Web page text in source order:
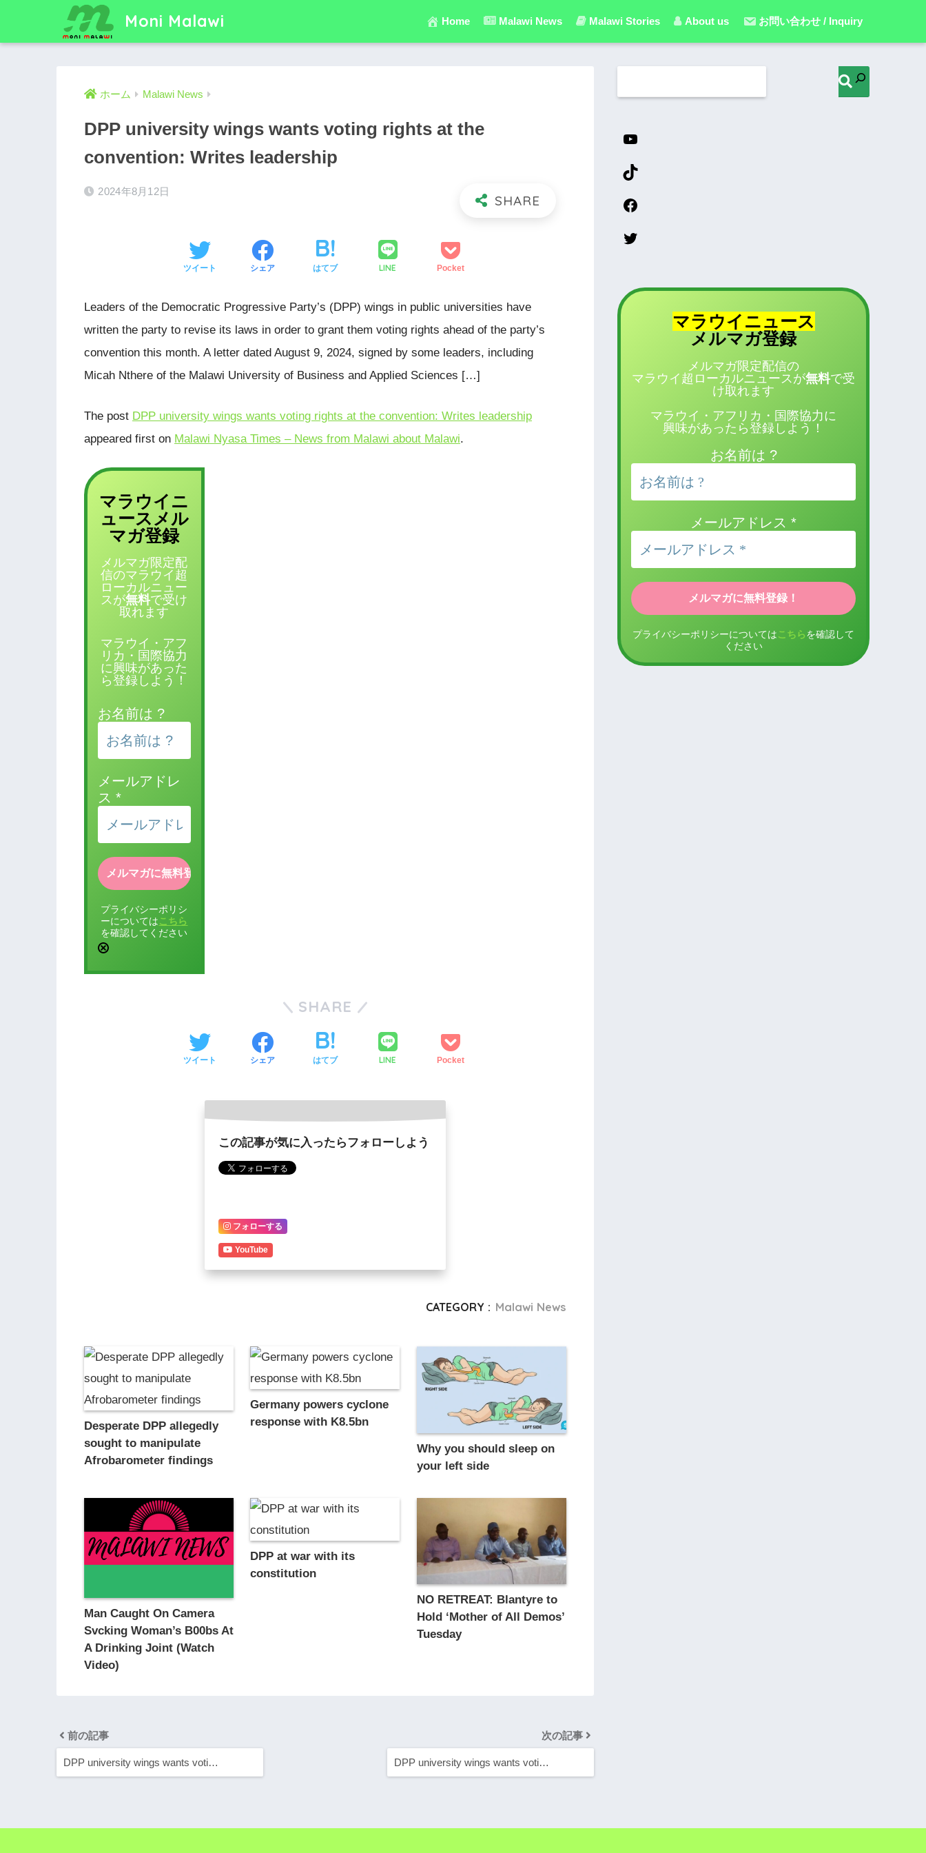
Moni Malawi Home Malawi News Malawi Stories About us お問い合わせ / Inquiry
ホーム Malawi News
DPP university wings wants voting rights at the
convention: Writes leadership
2024年8月12日
ツイート シェア はてブ LINE Pocket
Leaders of the Democratic Progressive Party’s (DPP) wings in public universities have
written the party to revise its laws in order to grant them voting rights ahead of the party’s
convention this month. A letter dated August 9, 2024, signed by some leaders, including
Micah Nthere of the Malawi University of Business and Applied Sciences […]
The post DPP university wings wants voting rights at the convention: Writes leadership
appeared first on Malawi Nyasa Times – News from Malawi about Malawi.
マラウイニ
ュース メル
マガ登録
メルマガ限定配
信のマラウイ超
ローカルニュー
スが無料で受け
取れます
マラウイ・アフ
リカ・国際協力
に興味があった
ら登録しよう！
お名前は ?
メールアドレ
ス *
プライバシーポリシ
ーについては こちら
を確認してください
SHARE
ツイート シェア はてブ LINE Pocket
この記事が気に入ったらフォローしよう
フォローする
YouTube
CATEGORY : Malawi News
Desperate DPP allegedly
sought to manipulate
Afrobarometer findings
Germany powers cyclone
response with K8.5bn
Why you should sleep on
your left side
Man Caught On Camera
Svcking Woman’s B00bs At
A Drinking Joint (Watch
Video)
DPP at war with its
constitution
NO RETREAT: Blantyre to
Hold ‘Mother of All Demos’
Tuesday
前の記事
DPP university wings wants voti…
次の記事
DPP university wings wants voti…
マラウイニュース
メルマガ登録
メルマガ限定配信の
マラウイ超ローカルニュースが無料で受
け取れます
マラウイ・アフリカ・国際協力に
興味があったら登録しよう！
お名前は ?
メールアドレス*
プライバシーポリシーについては こちら を確認して
ください